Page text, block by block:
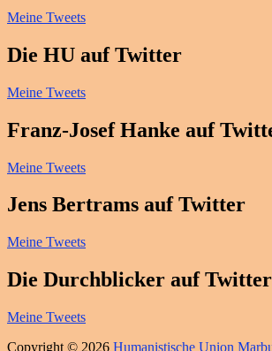
Meine Tweets
Die HU auf Twitter
Meine Tweets
Franz-Josef Hanke auf
Meine Tweets
Jens Bertrams auf Twitter
Meine Tweets
Die Durchblicker auf Twitter
Meine Tweets
Copyright © 2026 Humanistische Union